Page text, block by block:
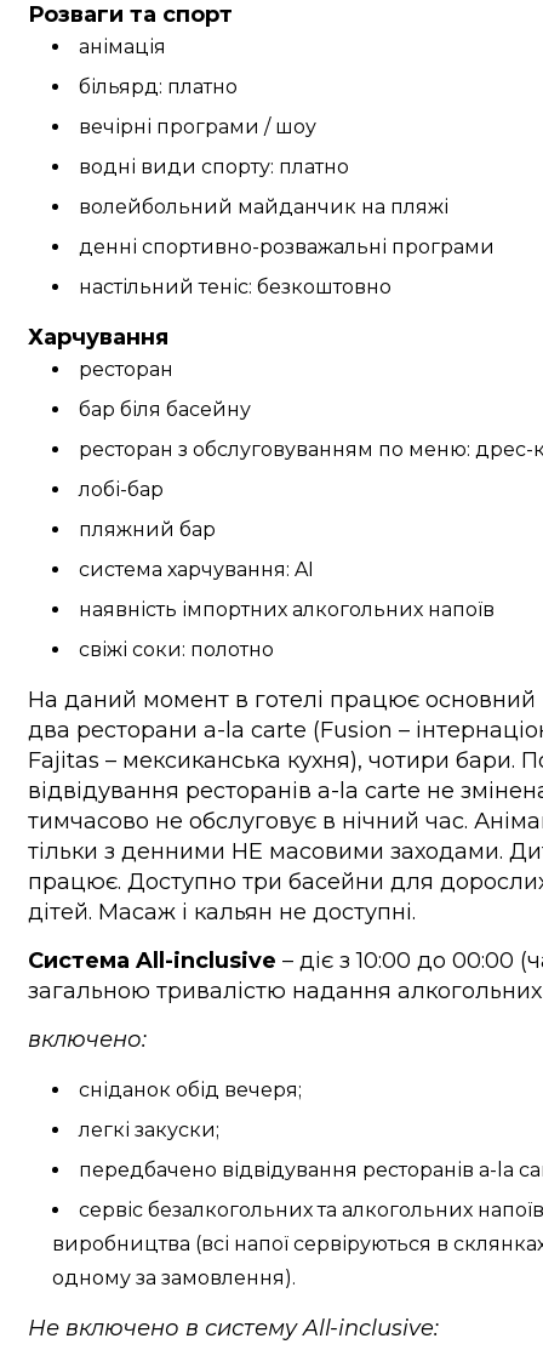
Розваги та спорт
анімація
більярд: платно
вечірні програми / шоу
водні види спорту: платно
волейбольний майданчик на пляжі
денні спортивно-розважальні програми
настільний теніс: безкоштовно
Харчування
ресторан
бар біля басейну
ресторан з обслуговуванням по меню: дрес-
лобі-бар
пляжний бар
система харчування: AI
наявність імпортних алкогольних напоїв
свіжі соки: полотно
На даний момент в готелі працює основний
два ресторани a-la carte (Fusion –
Fajitas – мексиканська кухня), чотири бари.
відвідування ресторанів a-la carte не
тимчасово не обслуговує в нічний час.
тільки з денними НЕ масовими заходами.
працює. Доступно три басейни для
дітей. Масаж і кальян не доступні.
Система All-inclusive – діє з 10:00 до 00:00
загальною тривалістю надання алкогольних
включено:
сніданок обід вечеря;
легкі закуски;
передбачено відвідування ресторанів a-la
сервіс безалкогольних та алкогольних
виробництва (всі напої сервіруються в
одному за замовлення).
Не включено в систему All-inclusive: